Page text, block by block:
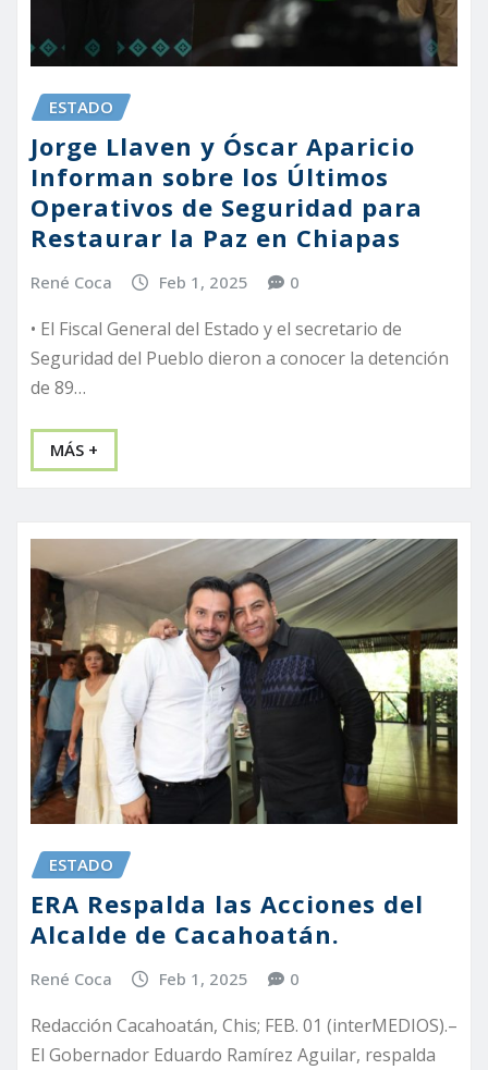
ESTADO
Jorge Llaven y Óscar Aparicio
Informan sobre los Últimos
Operativos de Seguridad para
Restaurar la Paz en Chiapas
René Coca Feb 1, 2025 0
• El Fiscal General del Estado y el secretario de
Seguridad del Pueblo dieron a conocer la detención
de 89…
MÁS +
ESTADO
ERA Respalda las Acciones del
Alcalde de Cacahoatán.
René Coca Feb 1, 2025 0
Redacción Cacahoatán, Chis; FEB. 01 (interMEDIOS).–
El Gobernador Eduardo Ramírez Aguilar, respalda